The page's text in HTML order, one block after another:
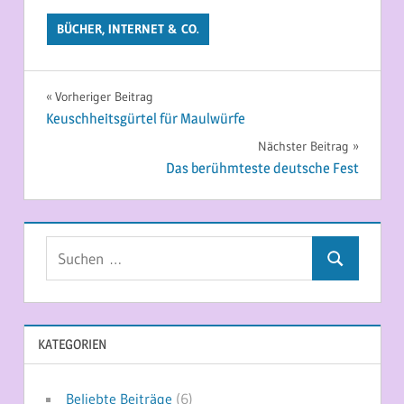
BÜCHER, INTERNET & CO.
Beitragsnavigation
Vorheriger Beitrag
Keuschheitsgürtel für Maulwürfe
Nächster Beitrag
Das berühmteste deutsche Fest
Suchen
KATEGORIEN
Beliebte Beiträge (6)